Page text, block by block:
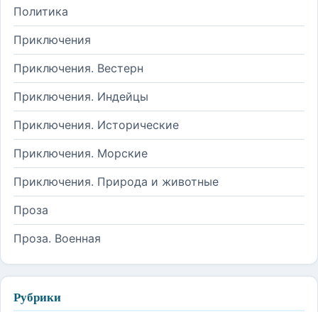
Политика
Приключения
Приключения. Вестерн
Приключения. Индейцы
Приключения. Исторические
Приключения. Морские
Приключения. Природа и животные
Проза
Проза. Военная
Рубрики